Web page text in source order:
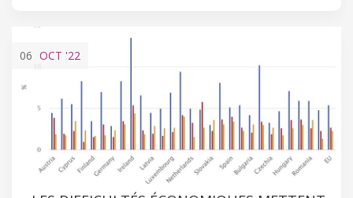
06 OCT '22